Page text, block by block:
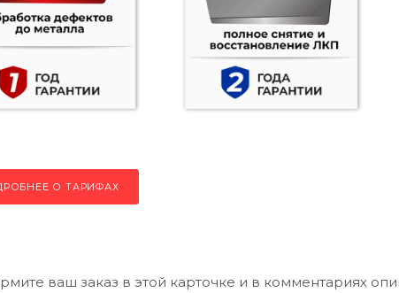
О ТАРИФАХ
ваш заказ в этой карточке и в комментариях